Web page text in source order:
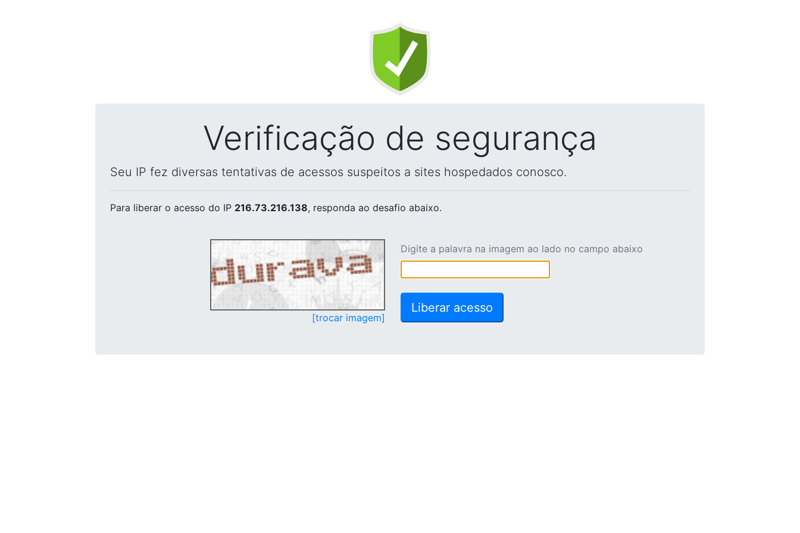
Verificação de segurança
Seu IP fez diversas tentativas de acessos suspeitos a sites hospedados conosco.
Para liberar o acesso do IP 216.73.216.138, responda ao desafio abaixo.
[trocar imagem]
Digite a palavra na imagem ao lado no campo abaixo